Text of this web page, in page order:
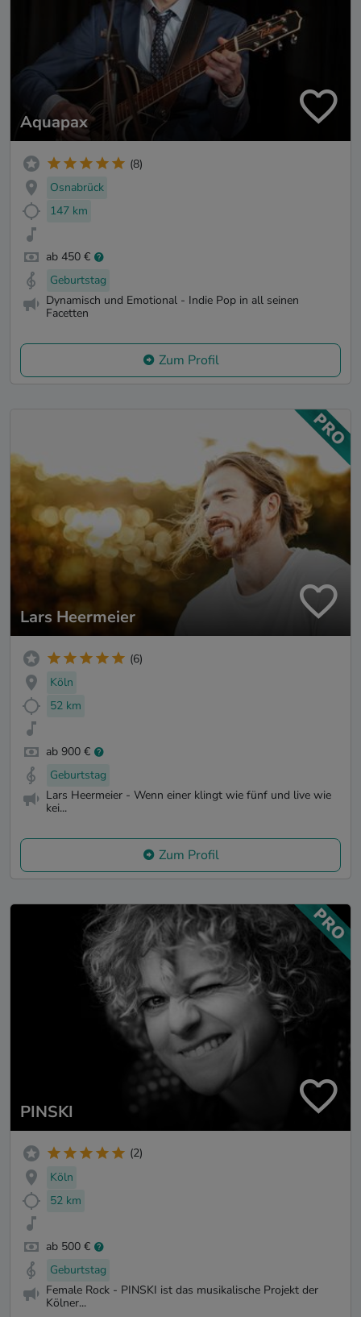
Aquapax
(8)
Osnabrück
147 km
ab 450 €
Geburtstag
Dynamisch und Emotional - Indie Pop in all seinen
Facetten
Zum Profil
Lars Heermeier
(6)
Köln
52 km
ab 900 €
Geburtstag
Lars Heermeier - Wenn einer klingt wie fünf und live wie
kei...
Zum Profil
PINSKI
(2)
Köln
52 km
ab 500 €
Geburtstag
Female Rock - PINSKI ist das musikalische Projekt der
Kölner...